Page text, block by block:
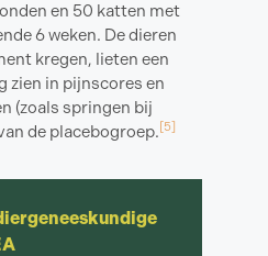
en 50 katten met
6 weken. De dieren
kregen, lieten een
zien in pijnscores en
(zoals springen bij
de placebogroep.[5]